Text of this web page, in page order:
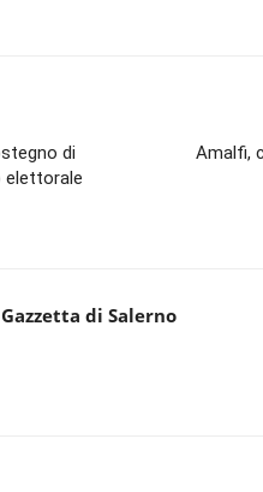
di
elettorale
Amalfi,
di Salerno